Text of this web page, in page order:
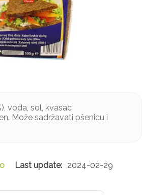
voda, sol, kvasac
Može sadržavati pšenicu i
2024-02-29